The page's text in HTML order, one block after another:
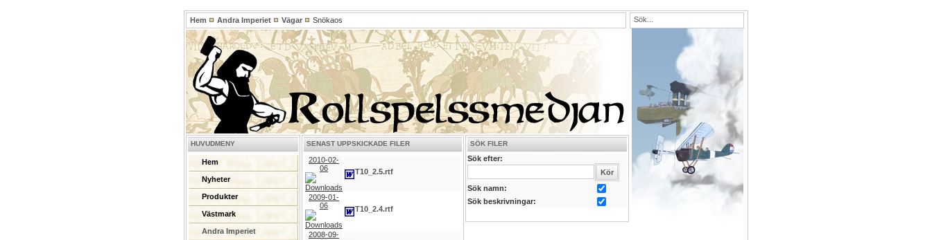
Hem Andra Imperiet Vägar Snökaos
HUVUDMENY
Hem
Nyheter
Produkter
Västmark
Andra Imperiet
SENAST UPPSKICKADE FILER
2010-02-
06
T10_2.5.rtf
2009-01-
06
T10_2.4.rtf
2008-09-
SÖK FILER
Sök efter:
Sök namn:
Sök beskrivningar: